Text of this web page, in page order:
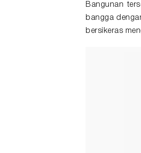
Bangunan
bangga
bersikeras